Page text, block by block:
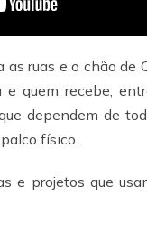
ruas e o chão
quem recebe,
dependem de
físico.
e projetos que